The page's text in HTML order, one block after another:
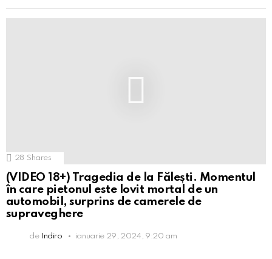
28 Shares
(VIDEO 18+) Tragedia de la Fălești. Momentul
în care pietonul este lovit mortal de un
automobil, surprins de camerele de
supraveghere
de Indiro ianuarie 29, 2024, 9:20 am